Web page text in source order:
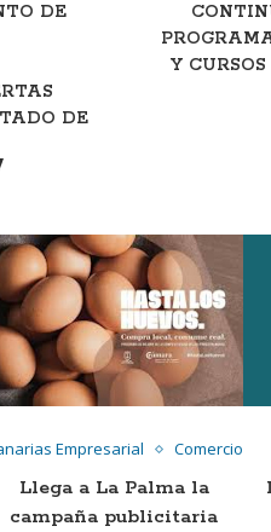
DE
DE
Y
Empresarial Comercio
Llega a La Palma la
campaña publicitaria